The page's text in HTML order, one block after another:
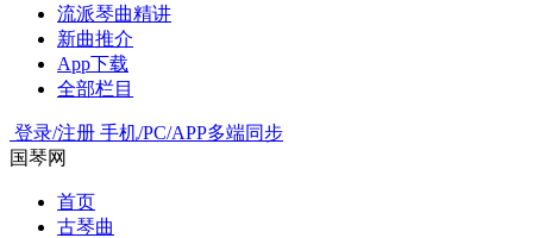
流派琴曲精讲
新曲推介
App下载
全部栏目
登录/注册 手机/PC/APP多端同步
国琴网
首页
古琴曲